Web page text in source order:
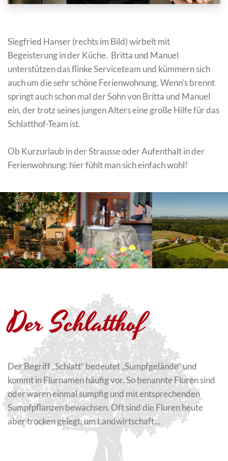
Siegfried Hanser (rechts im Bild) wirbelt mit
Begeisterung in der Küche. Britta und Manuel
unterstützen das flinke Service­team und kümmern sich
auch um die sehr schöne Ferienwohnung. Wenn's brennt
springt auch schon mal der Sohn von Britta und Manuel
ein, der trotz seines jungen Alters eine große Hilfe für das
Schlatthof-Team ist.
Ob Kurzurlaub in der Strausse oder Aufenthalt in der
Ferienwohnung: hier fühlt man sich einfach wohl!
Der Schlatthof
Der Begriff „Schlatt“ bedeutet „Sumpfgelände“ und
kommt in Flurnamen häufig vor. So benannte Fluren sind
oder waren einmal sumpfig und mit entsprechenden
Sumpfpflanzen bewachsen. Oft sind die Fluren heute
aber trocken gelegt, um Landwirtschaft...